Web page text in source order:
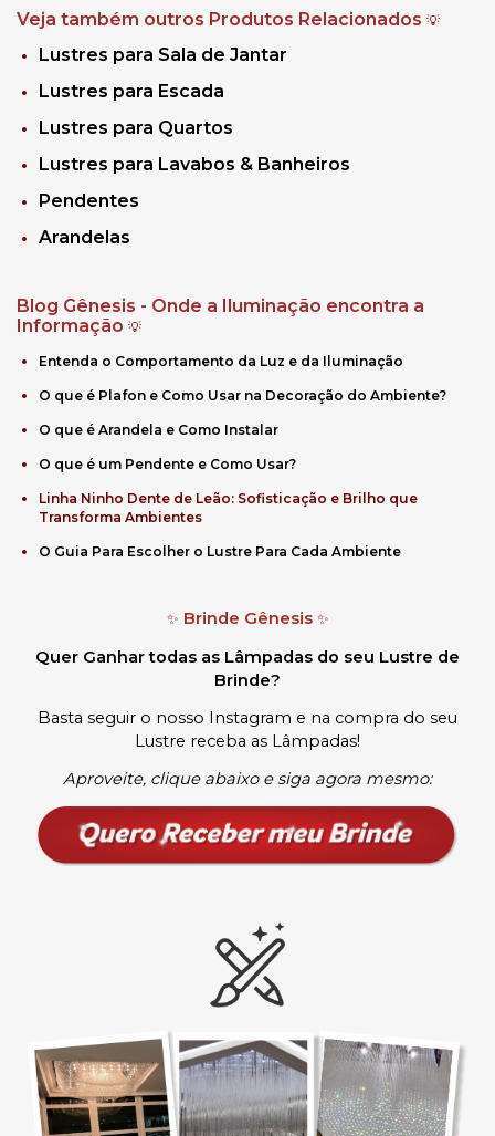
Veja também outros Produtos Relacionados 💡
Lustres para Sala de Jantar
Lustres para Escada
Lustres para Quartos
Lustres para Lavabos & Banheiros
Pendentes
Arandelas​
Blog Gênesis - Onde a Iluminação encontra a
Informação 💡
Entenda o Comportamento da Luz e da Iluminação
O que é Plafon e Como Usar na Decoração do Ambiente?
O que é Arandela e Como Instalar
O que é um Pendente e Como Usar?
Linha Ninho Dente de Leão: Sofisticação e Brilho que
Transforma Ambientes
O Guia Para Escolher o Lustre Para Cada Ambiente
✨ Brinde Gênesis ✨
Quer Ganhar todas as Lâmpadas do seu Lustre de
Brinde?
Basta seguir o nosso Instagram e na compra do seu
Lustre receba as Lâmpadas!
Aproveite, clique abaixo e siga agora mesmo: